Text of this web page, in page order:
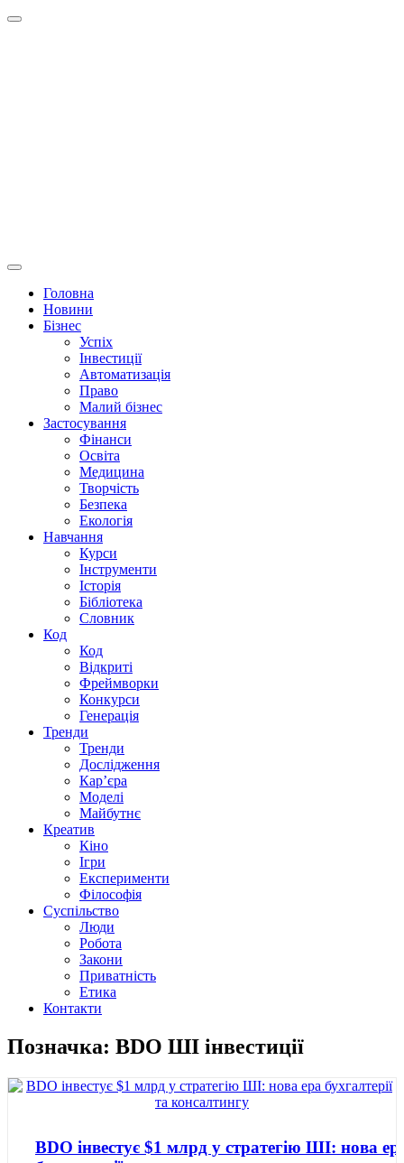
Головна
Новини
Бізнес
Успіх
Інвестиції
Автоматизація
Право
Малий бізнес
Застосування
Фінанси
Освіта
Медицина
Творчість
Безпека
Екологія
Навчання
Курси
Інструменти
Історія
Бібліотека
Словник
Код
Код
Відкриті
Фреймворки
Конкурси
Генерація
Тренди
Тренди
Дослідження
Кар’єра
Моделі
Майбутнє
Креатив
Кіно
Ігри
Експерименти
Філософія
Суспільство
Люди
Робота
Закони
Приватність
Етика
Контакти
Позначка: BDO ШІ інвестиції
BDO інвестує $1 млрд у стратегію ШІ: нова